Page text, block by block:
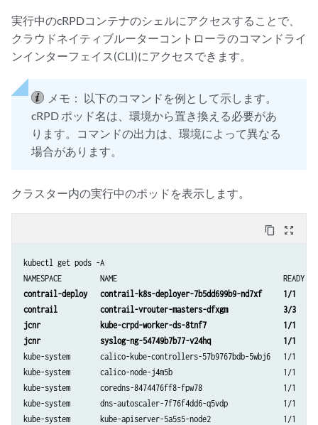
実行中のcRPDコンテナのシェルにアクセスすることで、
クラウドネイティブルーターコントローラのコマンドライ
ンインターフェイス(CLI)にアクセスできます。
メモ： 以下のコマンドを例として示します。
cRPD ポッド名は、環境から置き換える必要があ
ります。コマンドの出力は、環境によって異なる
場合があります。
クラスター内の実行中のポッドを表示します。
content_copy zoom_out_map
kubectl get pods -A
contrail-deploy   contrail-k8s-deployer-7b5dd699b9-nd7xf     1/1
contrail          contrail-vrouter-masters-dfxgm             3/3
jcnr              kube-crpd-worker-ds-8tnf7                  1/1
jcnr              syslog-ng-54749b7b77-v24hq                 1/1
kube-system       calico-kube-controllers-57b9767bdb-5wbj6   1/1
kube-system       calico-node-j4m5b                          1/1
kube-system       coredns-8474476ff8-fpw78                   1/1
kube-system       dns-autoscaler-7f76f4dd6-q5vdp             1/1
kube-system       kube-apiserver-5a5s5-node2                 1/1